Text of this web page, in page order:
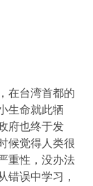
在台湾首都的
生命就此牺
府也终于发
候觉得人类很
重性，没办法
错误中学习，